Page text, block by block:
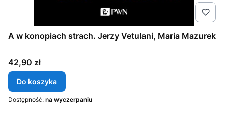
A w konopiach strach. Jerzy Vetulani, Maria Mazurek
Cena
42,90 zł
Do koszyka
Dostępność: na wyczerpaniu